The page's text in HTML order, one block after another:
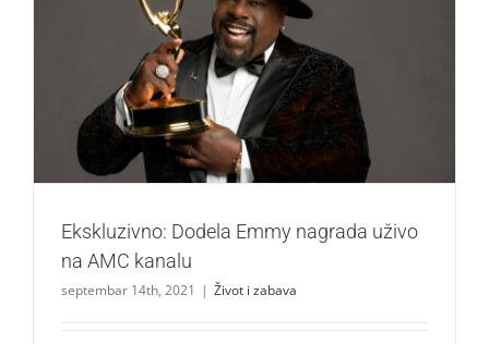
Ekskluzivno: Dodela Emmy nagrada uživo na AMC kanalu
Život i zabava
Ekskluzivno: Dodela Emmy nagrada uživo
na AMC kanalu
septembar 14th, 2021 | Život i zabava